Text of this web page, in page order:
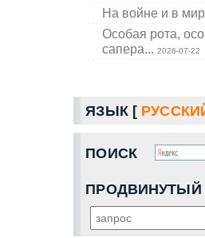
На войне и в
Особая рота,
сапера...2026-07-22
ЯЗЫК [
ПОИСК
ПРОДВИНУТЫЙ